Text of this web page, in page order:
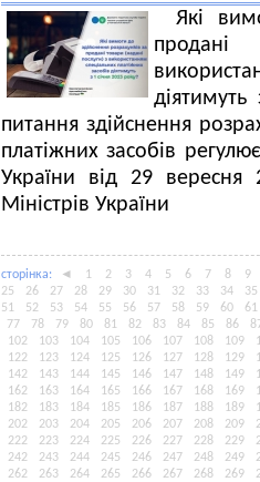
Які
питання здійснення
платіжних засобів
України від 29
Міністрів України
сторiнка: ◄ 1 2 3 4 5 6 7 8
9
25
26 27 28 29 30 31 32 33 34
35
51
52 53 54 55 56 57 58 59 60
61
77
78 79 80 81 82 83 84 85 86
102
103 104 105 106 107 108 109
122
123 124 125 126 127 128 129
142
143 144 145 146 147 148 149
162
163 164 165 166 167 168 169
182
183 184 185 186 187 188 189
202
203 204 205 206 207 208 209
222
223 224 225 226 227 228 229
242
243 244 245 246 247 248 249
262
263 264 265 266 267 268 269